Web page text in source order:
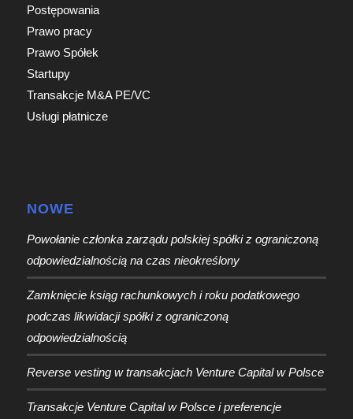
Postępowania
Prawo pracy
Prawo Spółek
Startupy
Transakcje M&A PE/VC
Usługi płatnicze
NOWE
Powołanie członka zarządu polskiej spółki z ograniczoną
odpowiedzialnością na czas nieokreślony
Zamknięcie ksiąg rachunkowych i roku podatkowego
podczas likwidacji spółki z ograniczoną
odpowiedzialnością
Reverse vesting w transakcjach Venture Capital w Polsce
Transakcje Venture Capital w Polsce i preferencje